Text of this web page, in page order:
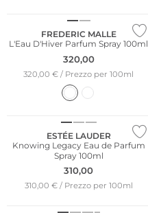
FREDERIC MALLE
L'Eau D'Hiver Parfum Spray 100ml
320,00
320,00 € / Prezzo per 100ml
ESTÉE LAUDER
Knowing Legacy Eau de Parfum
Spray 100ml
310,00
310,00 € / Prezzo per 100ml